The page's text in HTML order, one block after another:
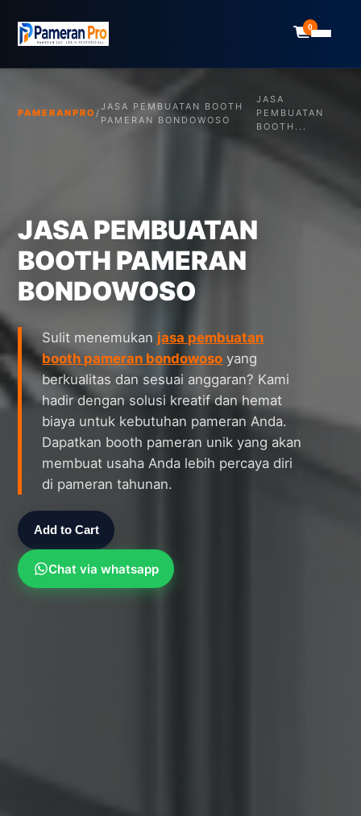
0
PAMERANPRO/
JASA PEMBUATAN BOOTH
PAMERAN BONDOWOSO
JASA
PEMBUATAN
BOOTH...
JASA PEMBUATAN
BOOTH PAMERAN
BONDOWOSO
Sulit menemukan jasa pembuatan
booth pameran bondowoso yang
berkualitas dan sesuai anggaran? Kami
hadir dengan solusi kreatif dan hemat
biaya untuk kebutuhan pameran Anda.
Dapatkan booth pameran unik yang akan
membuat usaha Anda lebih percaya diri
di pameran tahunan.
Add to Cart
Chat via whatsapp